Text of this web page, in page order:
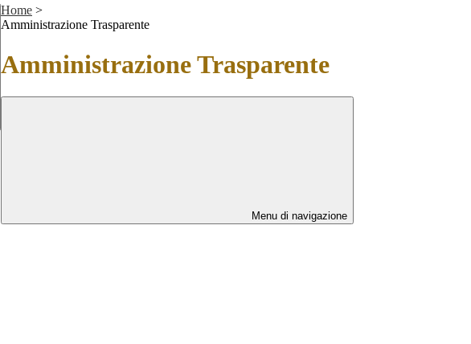
Home >
Amministrazione Trasparente
Amministrazione Trasparente
Menu di navigazione